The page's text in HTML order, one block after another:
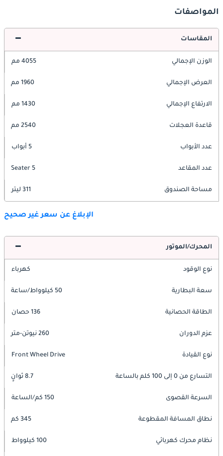
المواصفات
المقاسات
الوزن الإجمالي 4055 مم
العرض الإجمالي 1960 مم
الارتفاع الإجمالي 1430 مم
قاعدة العجلات 2540 مم
عدد الأبواب 5 أبواب
عدد المقاعد 5 Seater
مساحة الصندوق 311 ليتر
الإبلاغ عن سعر غير صحيح
المحرك/الموتور
نوع الوقود كهرباء
سعة البطارية 50 كيلوواط/ساعة
الطاقة الحصانية 136 حصان
عزم الدوران 260 نيوتن-متر
نوع القيادة Front Wheel Drive
التسارع من 0 إلى 100 كلم بالساعة 8.7 ثوانٍ
السرعة القصوى 150 كم/الساعة
نطاق المسافة المقطوعة 345 كم
نظام محرك كهربائي 100 كيلوواط